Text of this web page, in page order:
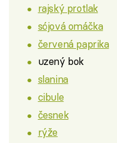
rajský protlak
sójová omáčka
červená paprika
uzený bok
slanina
cibule
česnek
rýže